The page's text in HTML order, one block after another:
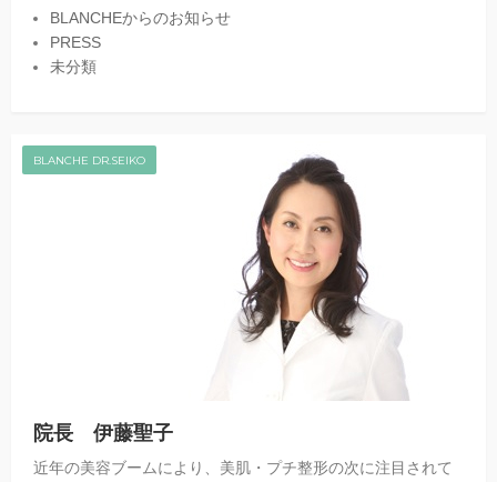
BLANCHEからのお知らせ
PRESS
未分類
BLANCHE DR.SEIKO
院長 伊藤聖子
近年の美容ブームにより、美肌・プチ整形の次に注目されて